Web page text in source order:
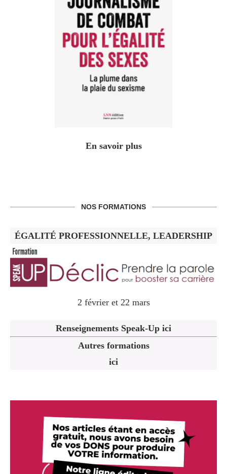
En savoir plus
NOS FORMATIONS
ÉGALITÉ PROFESSIONNELLE, LEADERSHIP
2 février et 22 mars
Renseignements Speak-Up ici
Autres formations
ici